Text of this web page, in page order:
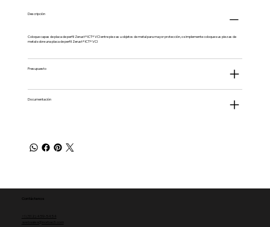
Descripción
Coloque capas de placa de perfil Zerust® ICT® VCI entre piezas u objetos de metal para mayor protección, o simplemente coloque sus piezas de
metal sobre una placa de perfil Zerust® ICT® VCI
Presupuesto
Documentación
Contáctenos